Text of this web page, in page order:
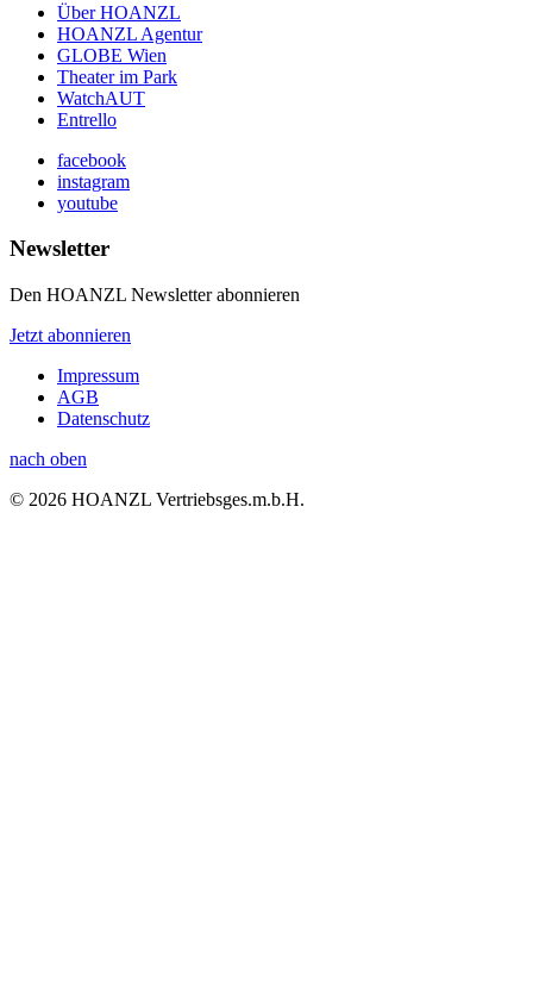
Über HOANZL
HOANZL Agentur
GLOBE Wien
Theater im Park
WatchAUT
Entrello
facebook
instagram
youtube
Newsletter
Den HOANZL Newsletter abonnieren
Jetzt abonnieren
Impressum
AGB
Datenschutz
nach oben
© 2026 HOANZL Vertriebsges.m.b.H.